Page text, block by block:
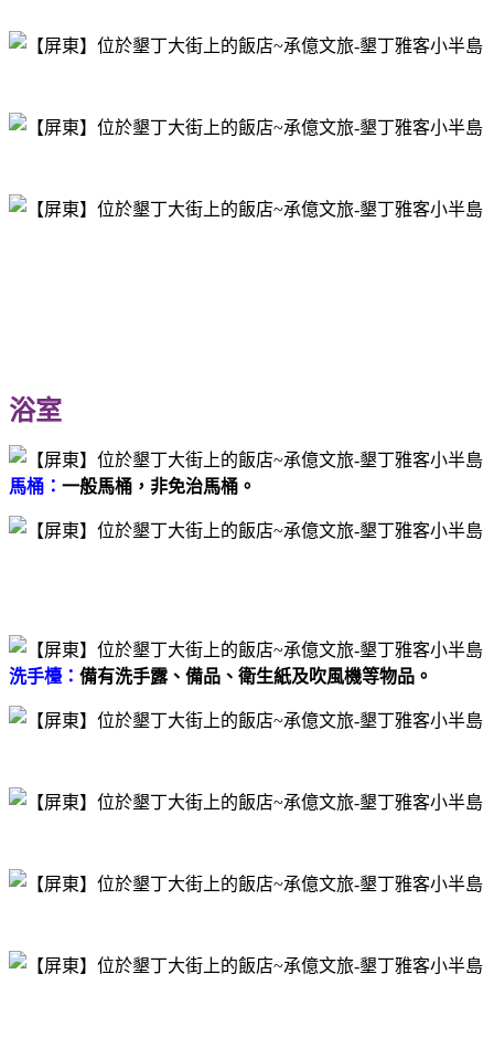
浴室
馬桶： 一般馬桶，非免治馬桶。
洗手檯： 備有洗手露、備品、衛生紙及吹風機等物品。